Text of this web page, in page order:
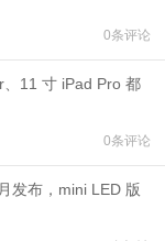
0条评论
11 寸 iPad Pro 都
0条评论
发布，mini LED 版